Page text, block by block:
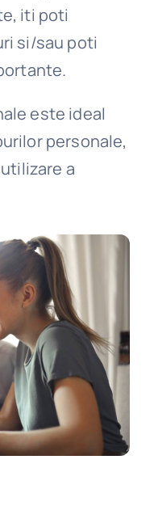
iti poti
si/sau poti
este ideal
personale,
a